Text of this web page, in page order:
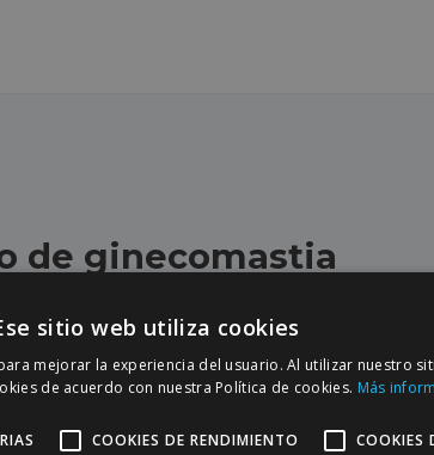
de ginecomastia
MÁS FRECUENTE
Mastectomía
sitio web utiliza cookies
mejorar la experiencia del usuario. Al utilizar nuestro
de acuerdo con nuestra Política de cookies. Más
COOKIES DE RENDIMIENTO COOKIES